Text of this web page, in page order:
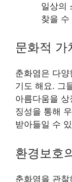
일상의
찾을 수
문화적 가
춘화염은 다
기도 해요. 그
아름다움을
징성을 통해
받아들일 수
환경보호
춘화염을 관